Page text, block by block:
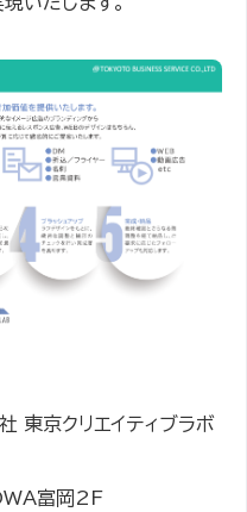
東京クリエイティブラボ
富岡2F